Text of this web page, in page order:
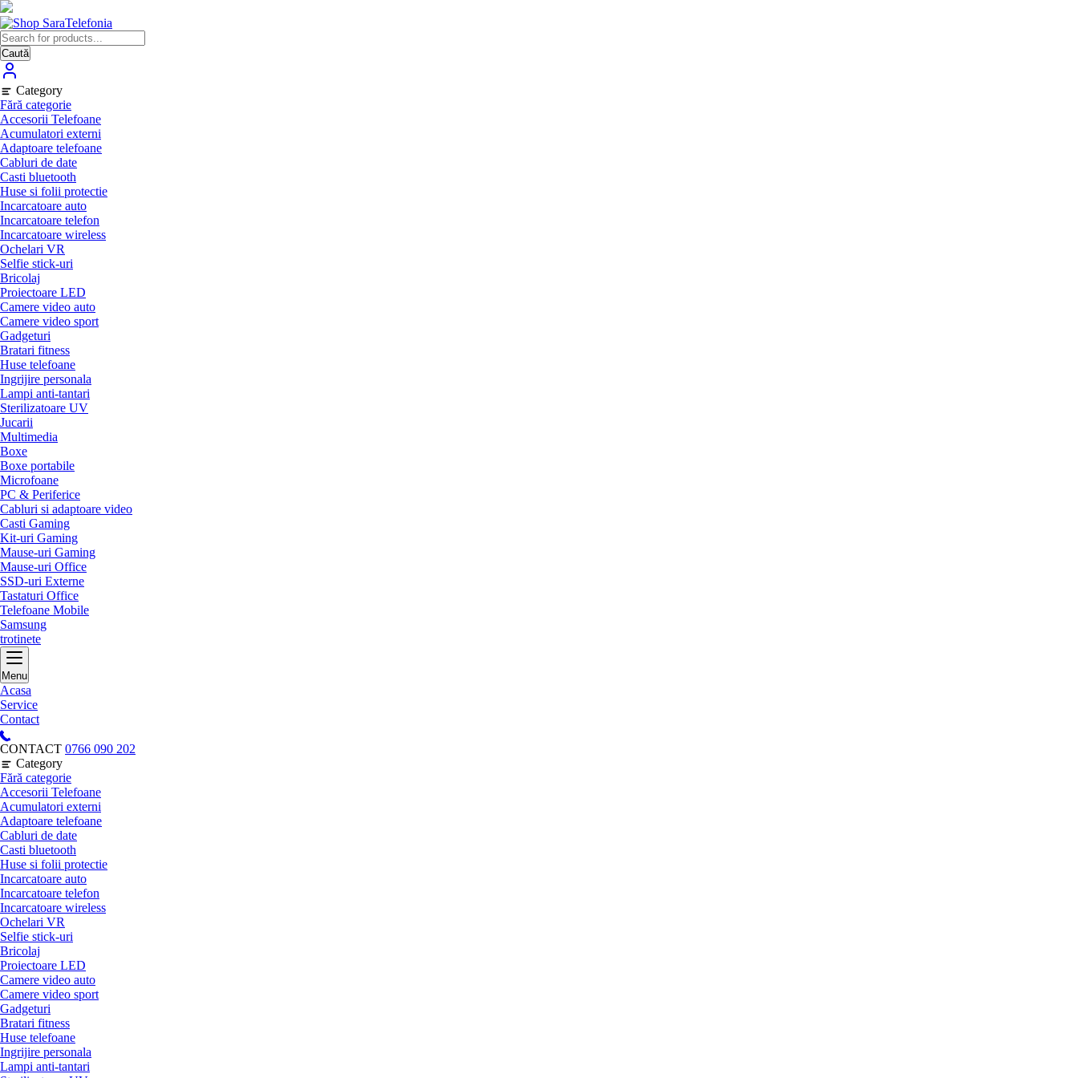
Skip
to
content
Caută
Category
Fără categorie
Accesorii Telefoane
Acumulatori externi
Adaptoare telefoane
Cabluri de date
Casti bluetooth
Huse si folii protectie
Incarcatoare auto
Incarcatoare telefon
Incarcatoare wireless
Ochelari VR
Selfie stick-uri
Bricolaj
Proiectoare LED
Camere video auto
Camere video sport
Gadgeturi
Bratari fitness
Huse telefoane
Ingrijire personala
Lampi anti-tantari
Sterilizatoare UV
Jucarii
Multimedia
Boxe
Boxe portabile
Microfoane
PC & Periferice
Cabluri si adaptoare video
Casti Gaming
Kit-uri Gaming
Mause-uri Gaming
Mause-uri Office
SSD-uri Externe
Tastaturi Office
Telefoane Mobile
Samsung
trotinete
Menu
Acasa
Service
Contact
CONTACT 0766 090 202
Category
Fără categorie
Accesorii Telefoane
Acumulatori externi
Adaptoare telefoane
Cabluri de date
Casti bluetooth
Huse si folii protectie
Incarcatoare auto
Incarcatoare telefon
Incarcatoare wireless
Ochelari VR
Selfie stick-uri
Bricolaj
Proiectoare LED
Camere video auto
Camere video sport
Gadgeturi
Bratari fitness
Huse telefoane
Ingrijire personala
Lampi anti-tantari